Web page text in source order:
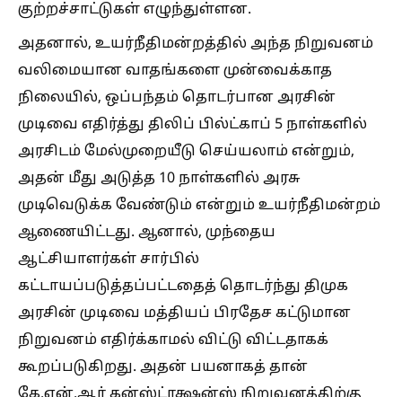
குற்றச்சாட்டுகள் எழுந்துள்ளன.
அதனால், உயர்நீதிமன்றத்தில் அந்த நிறுவனம்
வலிமையான வாதங்களை முன்வைக்காத
நிலையில், ஒப்பந்தம் தொடர்பான அரசின்
முடிவை எதிர்த்து திலிப் பில்ட்காப் 5 நாள்களில்
அரசிடம் மேல்முறையீடு செய்யலாம் என்றும்,
அதன் மீது அடுத்த 10 நாள்களில் அரசு
முடிவெடுக்க வேண்டும் என்றும் உயர்நீதிமன்றம்
ஆணையிட்டது. ஆனால், முந்தைய
ஆட்சியாளர்கள் சார்பில்
கட்டாயப்படுத்தப்பட்டதைத் தொடர்ந்து திமுக
அரசின் முடிவை மத்தியப் பிரதேச கட்டுமான
நிறுவனம் எதிர்க்காமல் விட்டு விட்டதாகக்
கூறப்படுகிறது. அதன் பயனாகத் தான்